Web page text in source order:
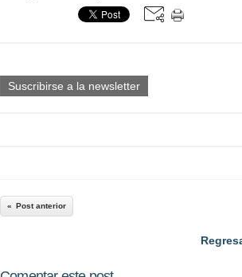
Suscribirse a la newsletter
Post anterior